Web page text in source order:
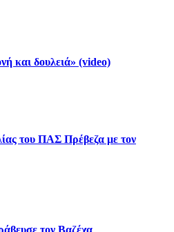
και δουλειά» (video)
του ΠΑΣ Πρέβεζα με τον
τον Βαζέχα